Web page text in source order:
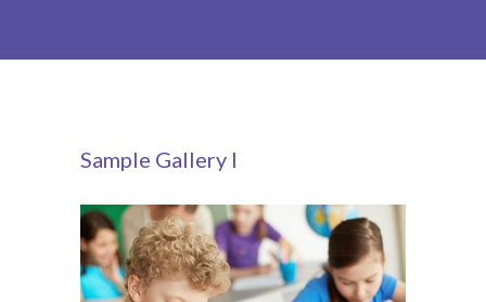
FAQs
Sample Gallery I